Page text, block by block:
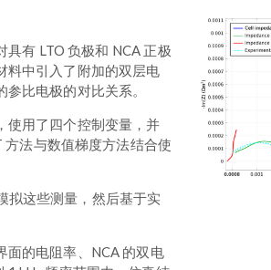
有 LTO 负极和 NCA 正极
料中引入了附加的双层电
比电极的对比关系。
使用了四个控制变量，并
方法与数值梯度方法结合使
拟这些测量，然后基于实
面的电阻率、NCA 的双电